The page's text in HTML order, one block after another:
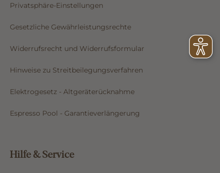
Privatsphäre-Einstellungen
Gesetzliche Gewährleistungsrechte
Widerrufsrecht und Widerrufsformular
Hinweise zu Streitbeilegungsverfahren
Elektrogesetz - Altgeräterücknahme
Espresso Pool - Garantieverlängerung
Hilfe & Service